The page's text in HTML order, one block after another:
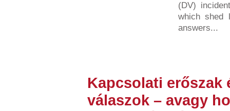
(DV)
which shed
answers...
Kapcsolati erőszak
válaszok – avagy